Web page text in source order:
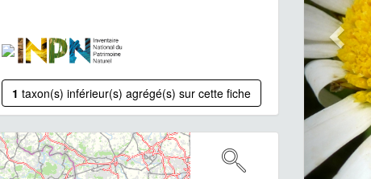
1 taxon(s) inférieur(s) agrégé(s) sur cette fiche